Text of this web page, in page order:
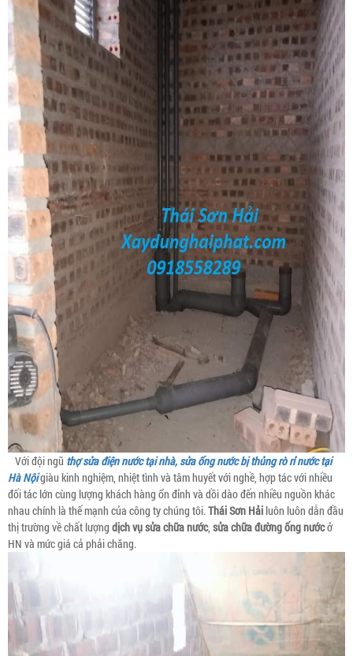
Với đội ngũ thợ sửa điện nước tại nhà, sửa ống nước bị thủng rò rỉ nước tại
Hà Nộigiàu kinh nghiệm, nhiệt tình và tâm huyết với nghề, hợp tác với nhiều
đối tác lớn cùng lượng khách hàng ổn đỉnh và dồi dào đến nhiều nguồn khác
nhau chính là thế mạnh của công ty chúng tôi.Thái Sơn Hải luôn luôn dẫn đầu
thị trường về chất lượng dịch vụ sửa chữa nước, sửa chữa đường ống nướcở
HN và mức giá cả phải chăng.